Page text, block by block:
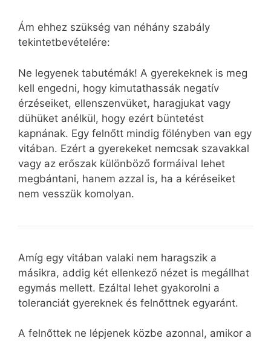
Ám ehhez szükség van néhány szabály
tekintetbevételére:
Ne legyenek tabutémák! A gyerekeknek is meg
kell engedni, hogy kimutathassák negatív
érzéseiket, ellenszenvüket, haragjukat vagy
dühüket anélkül, hogy ezért büntetést
kapnának. Egy felnőtt mindig fölényben van egy
vitában. Ezért a gyerekeket nemcsak szavakkal
vagy az erőszak különböző formáival lehet
megbántani, hanem azzal is, ha a kéréseiket
nem vesszük komolyan.
Amíg egy vitában valaki nem haragszik a
másikra, addig két ellenkező nézet is megállhat
egymás mellett. Ezáltal lehet gyakorolni a
toleranciát gyereknek és felnőttnek egyaránt.
A felnőttek ne lépjenek közbe azonnal, amikor a